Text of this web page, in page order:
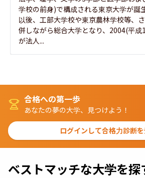
学校の前身)で構成される東京大学が誕
以後、工部大学校や東京農林学校等、
併しながら総合大学となり、2004(平
が法人...
合格への第一歩
あなたの夢の大学、見つけよう！
ログインして合格力診断
ベストマッチな大学を探